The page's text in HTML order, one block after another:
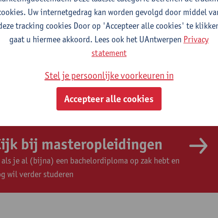
als je nu nog in het secundair zit maar daarna een
bij masteropleidingen
je al (bijna) een bachelordiploma op zak hebt en
wil verder studeren
Uw internetgedrag kan worden gevolgd door middel
tracking cookies Door op 'Accepteer alle cookies' te
gaat u hiermee akkoord. Lees ook het UAntwerpen Privacy
statement
Stel je persoonlijke voorkeuren in
Accepteer alle cookies